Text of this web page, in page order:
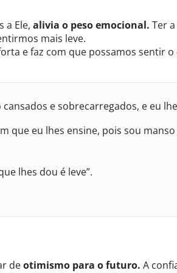
a Ele, alivia o peso emocional. Ter
mais leve.
e faz com que possamos sentir o
e sobrecarregados, e eu
que eu lhes ensine, pois sou
lhes dou é leve”.
deotimismo para o futuro. A